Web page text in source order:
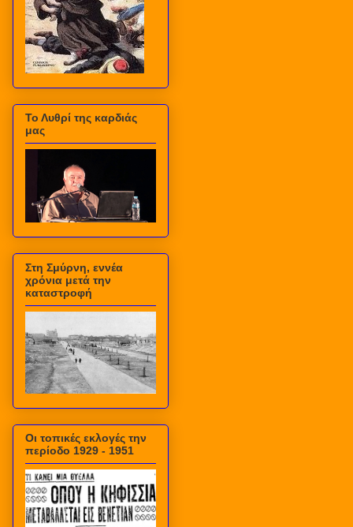
Το Λυθρί της καρδιάς
μας
Στη Σμύρνη, εννέα
χρόνια μετά την
καταστροφή
Οι τοπικές εκλογές την
περίοδο 1929 - 1951